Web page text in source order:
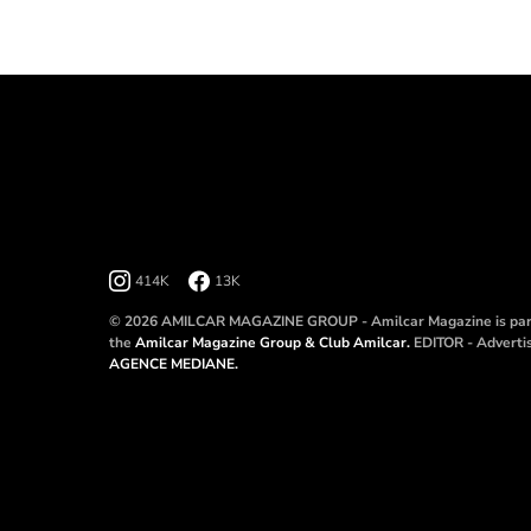
414K 13K
© 2026 AMILCAR MAGAZINE GROUP - Amilcar Magazine is
the Amilcar Magazine Group & Club Amilcar. EDITOR -
AGENCE MEDIANE.